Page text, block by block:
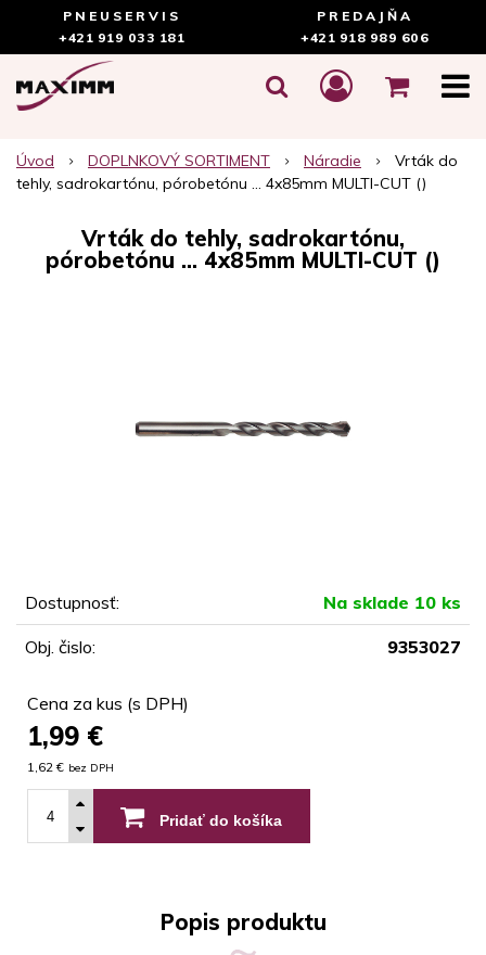
PNEUSERVIS
+421 919 033 181
PREDAJŇA
+421 918 989 606
Úvod DOPLNKOVÝ SORTIMENT Náradie
Vrták do
tehly, sadrokartónu, pórobetónu ... 4x85mm MULTI-CUT ()
Vrták do tehly, sadrokartónu,
pórobetónu ... 4x85mm MULTI-CUT ()
Dostupnosť: Na sklade 10 ks
Obj. čislo: 9353027
Cena za kus (s DPH)
1,99 €
1,62 € bez DPH
Pridať do košíka
Popis produktu